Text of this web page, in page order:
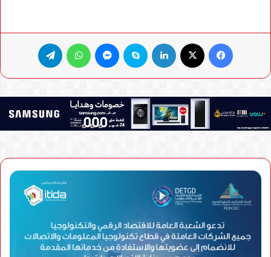
فيسبوك لينكدإن سكايب ماسنجر واتساب